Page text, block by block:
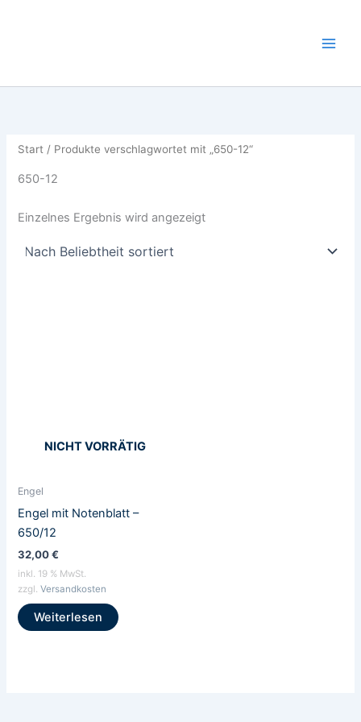
Start / Produkte verschlagwortet mit „650-12“
650-12
Einzelnes Ergebnis wird angezeigt
NICHT VORRÄTIG
Engel
Engel mit Notenblatt –
650/12
32,00€
inkl. 19 % MwSt.
zzgl.Versandkosten
Weiterlesen